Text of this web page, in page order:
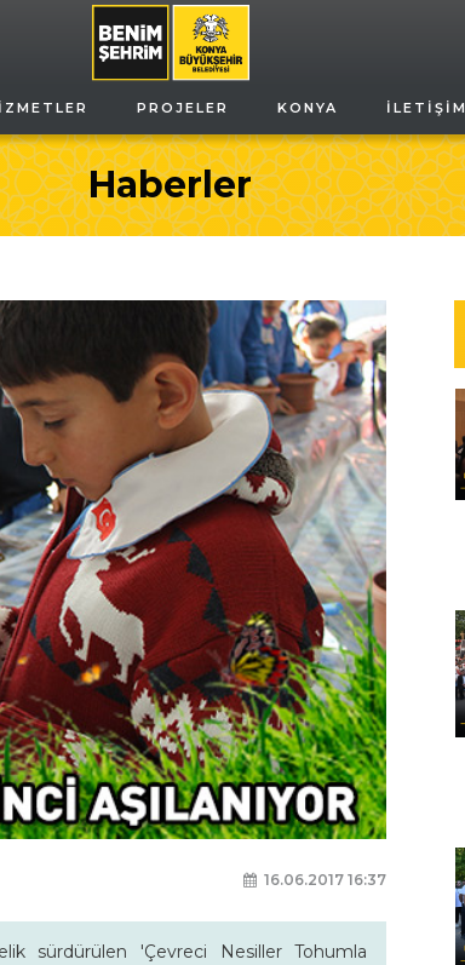
PROJELER KONYA İLETIŞIM
Haberler
16.06.2017 16:37
sürdürülen 'Çevreci Nesiller Tohumla